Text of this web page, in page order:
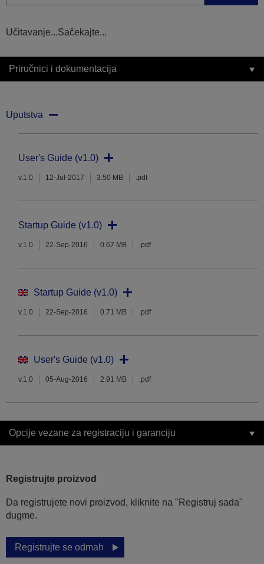
Učitavanje...Sačekajte...
Priručnici i dokumentacija
Uputstva
User's Guide (v1.0)
v.1.0 12-Jul-2017 3.50 MB .pdf
Startup Guide (v1.0)
v.1.0 22-Sep-2016 0.67 MB .pdf
Startup Guide (v1.0)
v.1.0 22-Sep-2016 0.71 MB .pdf
User's Guide (v1.0)
v.1.0 05-Aug-2016 2.91 MB .pdf
Opcije vezane za registraciju i garanciju
Registrujte proizvod
Da registrujete novi proizvod, kliknite na "Registruj sada"
dugme.
Registrujte se odmah